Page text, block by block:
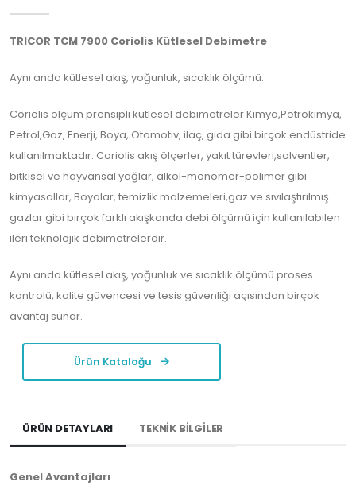
TRICOR TCM 7900 Coriolis Kütlesel Debimetre
Aynı anda kütlesel akış, yoğunluk, sıcaklık ölçümü.
Coriolis ölçüm prensipli kütlesel debimetreler Kimya,Petrokimya,
Petrol,Gaz, Enerji, Boya, Otomotiv, ilaç, gıda gibi birçok endüstride
kullanılmaktadır. Coriolis akış ölçerler, yakıt türevleri,solventler,
bitkisel ve hayvansal yağlar, alkol-monomer-polimer gibi
kimyasallar, Boyalar, temizlik malzemeleri,gaz ve sıvılaştırılmış
gazlar gibi birçok farklı akışkanda debi ölçümü için kullanılabilen
ileri teknolojik debimetrelerdir.
Aynı anda kütlesel akış, yoğunluk ve sıcaklık ölçümü proses
kontrolü, kalite güvencesi ve tesis güvenliği açısından birçok
avantaj sunar.
Ürün Kataloğu
ÜRÜN DETAYLARI TEKNİK BİLGİLER
Genel Avantajları